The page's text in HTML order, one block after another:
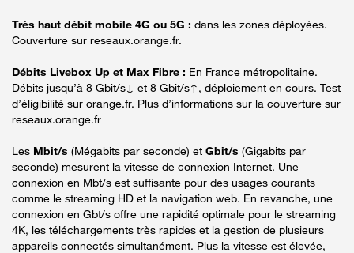
Très haut débit mobile 4G ou 5G : dans les zones déployées.
Couverture sur reseaux.orange.fr.
Débits Livebox Up et Max Fibre : En France métropolitaine.
Débits jusqu’à 8 Gbit/s↓ et 8 Gbit/s↑, déploiement en cours. Test
d’éligibilité sur orange.fr. Plus d’informations sur la couverture sur
reseaux.orange.fr
Les Mbit/s (Mégabits par seconde) et Gbit/s (Gigabits par
seconde) mesurent la vitesse de connexion Internet. Une
connexion en Mbt/s est suffisante pour des usages courants
comme le streaming HD et la navigation web. En revanche, une
connexion en Gbt/s offre une rapidité optimale pour le streaming
4K, les téléchargements très rapides et la gestion de plusieurs
appareils connectés simultanément. Plus la vitesse est élevée,